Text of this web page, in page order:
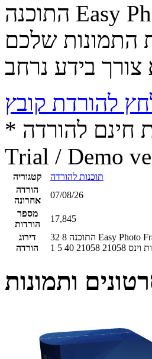
התוכנה Easy Photo Frame יכולה במהירות ובקלות להוסיף
התמונות שלכם
להורדת קובץ
* התכנים הינם בגירסאות חינם להורדה (Free game / software,
Trial / Demo
קטגוריה
תוכנות להורדה
הורדה
אחרונה
07/08/26
מספר
הורדות
17,845
דירוג
הורדה
32 8 התוכנה Easy Photo Frame יכולה במהירות ובקלות להוסיף לתמונות אפקטים מיוחדים ואפשרות למסגר את התמונות שלכם ללא צורך בידע
וינס 21058
21058
40
5
1
ותמונות